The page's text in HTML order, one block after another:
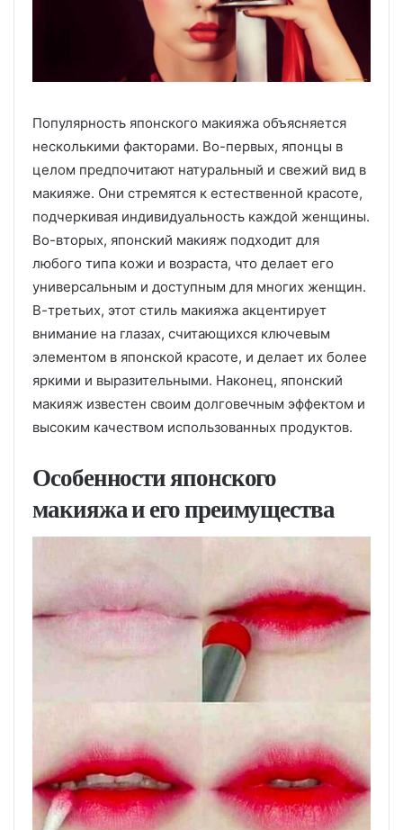
Популярность японского макияжа объясняется
несколькими факторами. Во-первых, японцы в
целом предпочитают натуральный и свежий вид в
макияже. Они стремятся к естественной красоте,
подчеркивая индивидуальность каждой женщины.
Во-вторых, японский макияж подходит для
любого типа кожи и возраста, что делает его
универсальным и доступным для многих женщин.
В-третьих, этот стиль макияжа акцентирует
внимание на глазах, считающихся ключевым
элементом в японской красоте, и делает их более
яркими и выразительными. Наконец, японский
макияж известен своим долговечным эффектом и
высоким качеством использованных продуктов.
Особенности японского
макияжа и его преимущества